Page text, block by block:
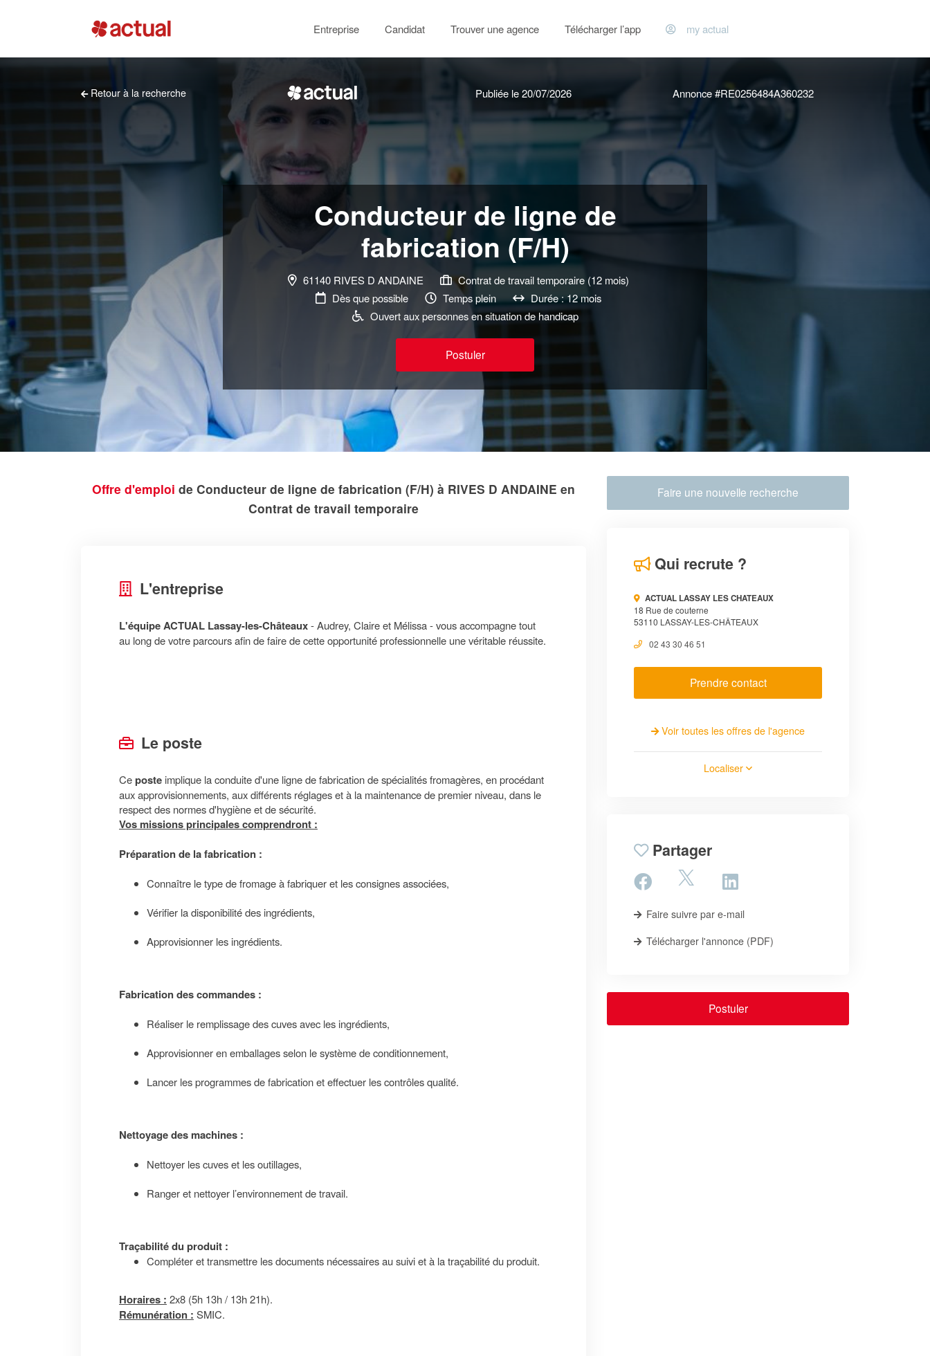
Entreprise Candidat Trouver une agence Télécharger l’app my actual
Retour à la recherche Publiée le 20/07/2026 Annonce #RE0256484A360232
Conducteur de ligne de
fabrication (F/H)
61140 RIVES D ANDAINE
Contrat de travail temporaire (12 mois)
Dès que possible
Temps plein
Durée : 12 mois
Ouvert aux personnes en situation de handicap
Postuler
Offre d'emploi de Conducteur de ligne de fabrication (F/H) à RIVES D ANDAINE en
Contrat de travail temporaire
L'entreprise
L'équipe ACTUAL Lassay-les-Châteaux- Audrey, Claire et Mélissa - vous accompagne tout
au long de votre parcours afin de faire de cette opportunité professionnelle une véritable réussite.
Le poste
Ceposte implique la conduite d'une ligne de fabrication de spécialités fromagères, en procédant
aux approvisionnements, aux différents réglages et à la maintenance de premier niveau, dans le
respect des normes d'hygiène et de sécurité.
Vos missions principales comprendront :
Préparation de la fabrication :
Connaître le type de fromage à fabriquer et les consignes associées,
Vérifier la disponibilité des ingrédients,
Approvisionner les ingrédients.
Fabrication des commandes :
Réaliser le remplissage des cuves avec les ingrédients,
Approvisionner en emballages selon le système de conditionnement,
Lancer les programmes de fabrication et effectuer les contrôles qualité.
Nettoyage des machines :
Nettoyer les cuves et les outillages,
Ranger et nettoyer l’environnement de travail.
Traçabilité du produit :
Compléter et transmettre les documents nécessaires au suivi et à la traçabilité du produit.
Horaires : 2x8 (5h 13h / 13h 21h).
Rémunération : SMIC.
Faire une nouvelle recherche
Qui recrute ?
ACTUAL LASSAY LES CHATEAUX
18 Rue de couterne
53110 LASSAY-LES-CHÂTEAUX
02 43 30 46 51
Prendre contact
Voir toutes les offres de l'agence
Localiser
Partager
Faire suivre par e-mail
Télécharger l'annonce (PDF)
Postuler